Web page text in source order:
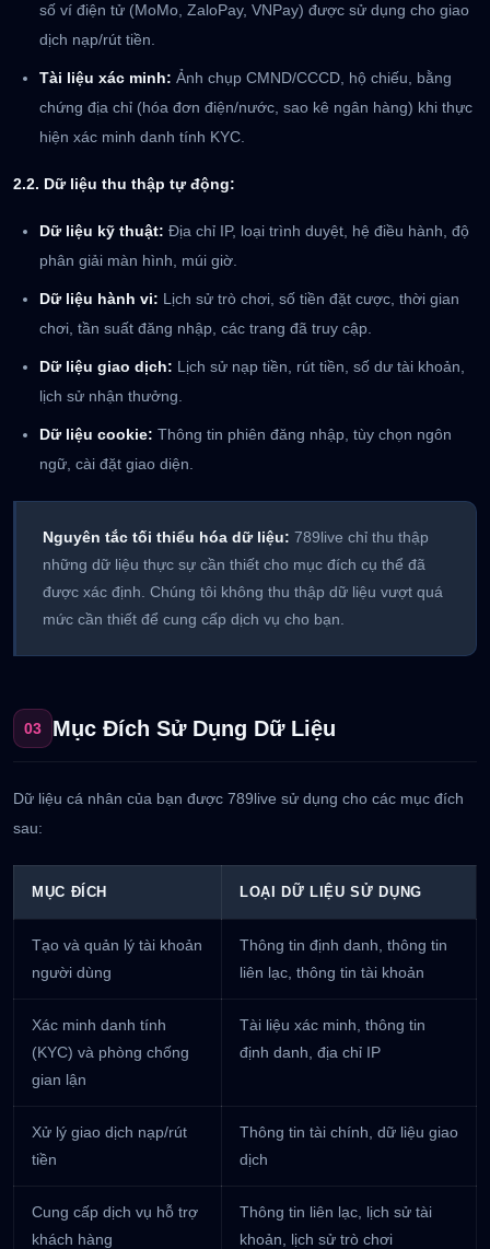
số ví điện tử (MoMo, ZaloPay, VNPay) được sử dụng cho giao
dịch nạp/rút tiền.
Tài liệu xác minh: Ảnh chụp CMND/CCCD, hộ chiếu, bằng
chứng địa chỉ (hóa đơn điện/nước, sao kê ngân hàng) khi thực
hiện xác minh danh tính KYC.
2.2. Dữ liệu thu thập tự động:
Dữ liệu kỹ thuật: Địa chỉ IP, loại trình duyệt, hệ điều hành, độ
phân giải màn hình, múi giờ.
Dữ liệu hành vi: Lịch sử trò chơi, số tiền đặt cược, thời gian
chơi, tần suất đăng nhập, các trang đã truy cập.
Dữ liệu giao dịch: Lịch sử nạp tiền, rút tiền, số dư tài khoản,
lịch sử nhận thưởng.
Dữ liệu cookie: Thông tin phiên đăng nhập, tùy chọn ngôn
ngữ, cài đặt giao diện.
Nguyên tắc tối thiểu hóa dữ liệu: 789live chỉ thu thập
những dữ liệu thực sự cần thiết cho mục đích cụ thể đã
được xác định. Chúng tôi không thu thập dữ liệu vượt quá
mức cần thiết để cung cấp dịch vụ cho bạn.
03 Mục Đích Sử Dụng Dữ Liệu
Dữ liệu cá nhân của bạn được 789live sử dụng cho các mục đích
sau:
MỤC ĐÍCH LOẠI DỮ LIỆU SỬ DỤNG
Tạo và quản lý tài khoản
người dùng
Thông tin định danh, thông tin
liên lạc, thông tin tài khoản
Xác minh danh tính
(KYC) và phòng chống
gian lận
Tài liệu xác minh, thông tin
định danh, địa chỉ IP
Xử lý giao dịch nạp/rút
tiền
Thông tin tài chính, dữ liệu giao
dịch
Cung cấp dịch vụ hỗ trợ
khách hàng
Thông tin liên lạc, lịch sử tài
khoản, lịch sử trò chơi